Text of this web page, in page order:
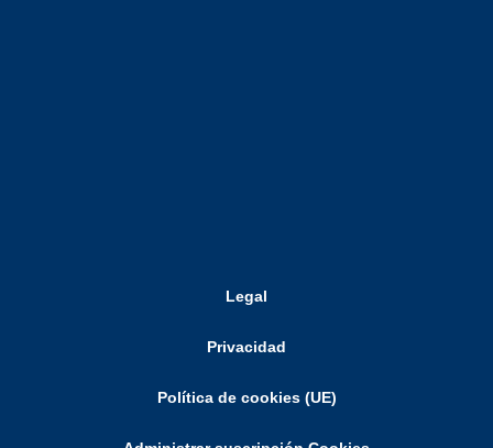
Legal
Privacidad
Política de cookies (UE)